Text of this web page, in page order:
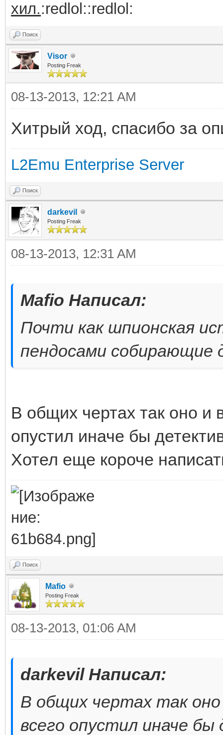
хил.:redlol::redlol:
Поиск
Visor
Posting Freak
08-13-2013, 12:21 AM
Хитрый ход, спасибо за
L2Emu Enterprise Server
Поиск
darkevil
Posting Freak
08-13-2013, 12:31 AM
Mafio Написал:
Почти как шпионская
пендосами собирающие
В общих чертах так оно и
опустил иначе бы
Хотел еще короче
Поиск
Mafio
Posting Freak
08-13-2013, 01:06 AM
darkevil Написал:
В общих чертах так
всего опустил иначе